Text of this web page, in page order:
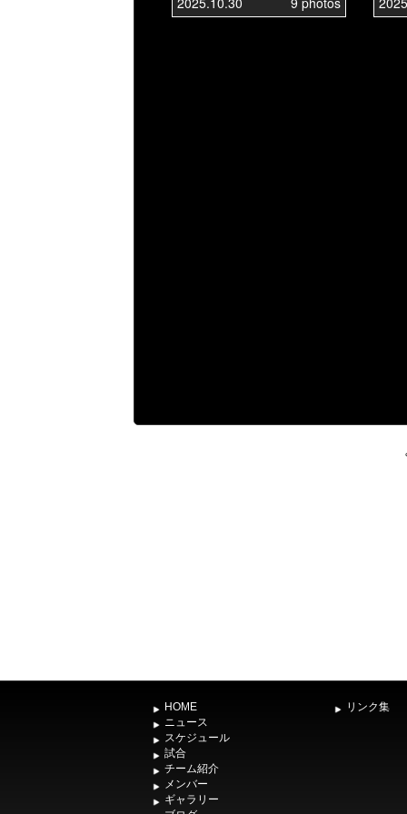
HOME
ニュース
スケジュール
試合
チーム紹介
メンバー
ギャラリー
リンク集